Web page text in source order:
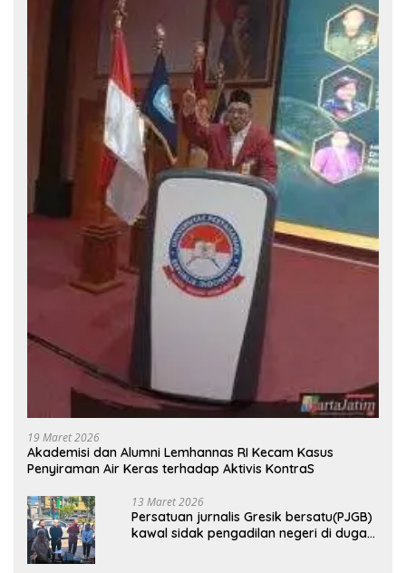
19 Maret 2026
Akademisi dan Alumni Lemhannas RI Kecam Kasus
Penyiraman Air Keras terhadap Aktivis KontraS
13 Maret 2026
Persatuan jurnalis Gresik bersatu(PJGB)
kawal sidak pengadilan negeri di duga